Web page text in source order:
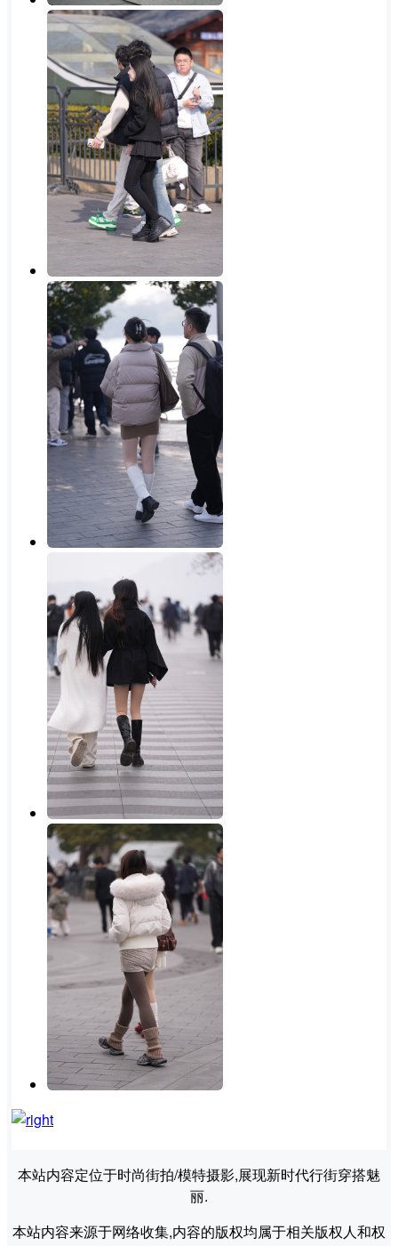
本站内容定位于时尚街拍/模特摄影,展现新时代行街穿搭魅
丽.
本站内容来源于网络收集,内容的版权均属于相关版权人和权